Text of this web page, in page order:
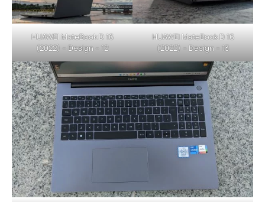
HUAWEI MateBook D 16
(2022) – Design – 12
HUAWEI MateBook D 16
(2022) – Design – 13